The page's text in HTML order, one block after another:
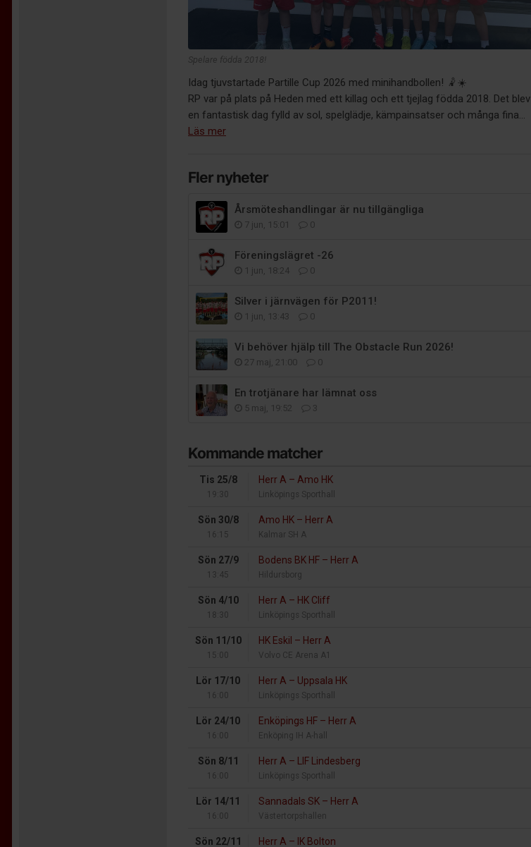
Spelare födda 2018!
Idag tjuvstartade Partille Cup 2026 med minihandbollen! 🤾☀️
RP var på plats på Heden med ett killag och ett tjejlag födda 2018. Det blev
en fantastisk dag fylld av sol, spelglädje, kämpainsatser och många fina...
Läs mer
Fler nyheter
Årsmöteshandlingar är nu tillgängliga
7 jun, 15:01 0
Föreningslägret -26
1 jun, 18:24 0
Silver i järnvägen för P2011!
1 jun, 13:43 0
Vi behöver hjälp till The Obstacle Run 2026!
27 maj, 21:00 0
En trotjänare har lämnat oss
5 maj, 19:52 3
Kommande matcher
Tis 25/8
19:30
Herr A – Amo HK
Linköpings Sporthall
Sön 30/8
16:15
Amo HK – Herr A
Kalmar SH A
Sön 27/9
13:45
Bodens BK HF – Herr A
Hildursborg
Sön 4/10
18:30
Herr A – HK Cliff
Linköpings Sporthall
Sön 11/10
15:00
HK Eskil – Herr A
Volvo CE Arena A1
Lör 17/10
16:00
Herr A – Uppsala HK
Linköpings Sporthall
Lör 24/10
16:00
Enköpings HF – Herr A
Enköping IH A-hall
Sön 8/11
16:00
Herr A – LIF Lindesberg
Linköpings Sporthall
Lör 14/11
16:00
Sannadals SK – Herr A
Västertorpshallen
Sön 22/11 Herr A – IK Bolton